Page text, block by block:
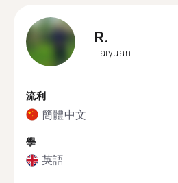
R.
Taiyuan
流利
簡體中文
學
英語